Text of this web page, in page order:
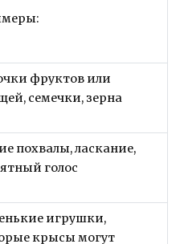
фруктов или
семечки, зерна
похвалы, ласкание,
голос
игрушки,
крысы могут